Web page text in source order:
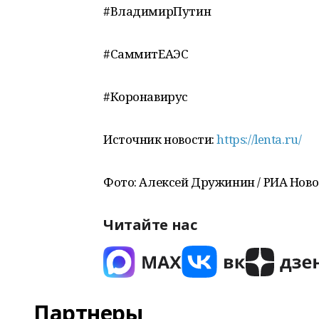
#ВладимирПутин
#СаммитЕАЭС
#Коронавирус
Источник новости:https://lenta.ru/
Фото: Алексей Дружинин / РИА
Читайте нас
Партнеры